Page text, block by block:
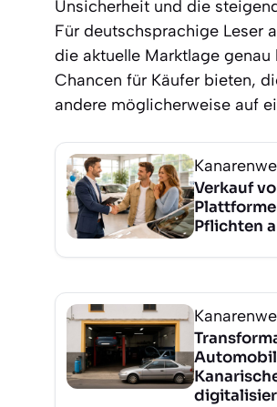
Unsicherheit und die
Für deutschsprachige Leser
die aktuelle Marktlage
Chancen für Käufer bieten,
andere möglicherweise auf
Verkauf
Pflichten